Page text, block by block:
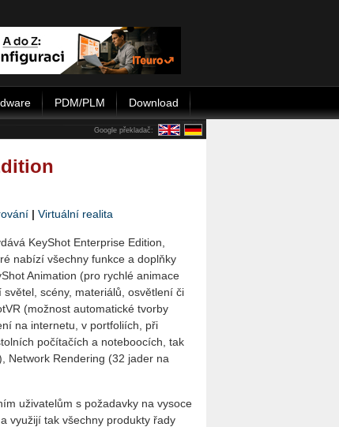
PDM/PLM Download
Google překladač:
| Virtuální realita
KeyShot Enterprise Edition,
nabízí všechny funkce a doplňky
Animation (pro rychlé animace
scény, materiálů, osvětlení či
(možnost automatické tvorby
na internetu, v portfoliích, při
počítačích a noteboocích, tak
Network Rendering (32 jader na
uživatelům s požadavky na vysoce
využijí tak všechny produkty řady